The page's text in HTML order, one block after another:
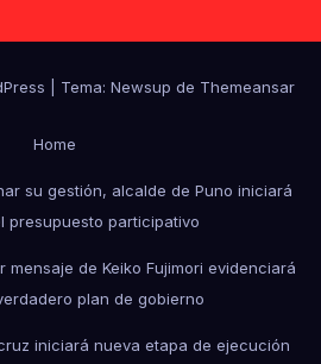
Tema: Newsup de Themeansar
Home
su gestión, alcalde de Puno iniciará
presupuesto participativo
mensaje de Keiko Fujimori evidenciará
plan de gobierno
iniciará nueva etapa de ejecución